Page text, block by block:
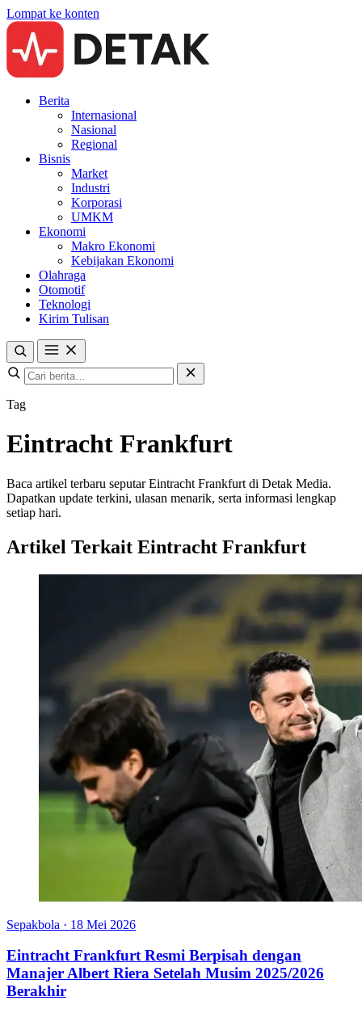
Lompat ke konten
Berita
Internasional
Nasional
Regional
Bisnis
Market
Industri
Korporasi
UMKM
Ekonomi
Makro Ekonomi
Kebijakan Ekonomi
Olahraga
Otomotif
Teknologi
Kirim Tulisan
Tag
Eintracht Frankfurt
Baca artikel terbaru seputar Eintracht Frankfurt di Detak Media.
Dapatkan update terkini, ulasan menarik, serta informasi lengkap
setiap hari.
Artikel Terkait Eintracht Frankfurt
Sepakbola · 18 Mei 2026
Eintracht Frankfurt Resmi Berpisah dengan
Manajer Albert Riera Setelah Musim 2025/2026
Berakhir